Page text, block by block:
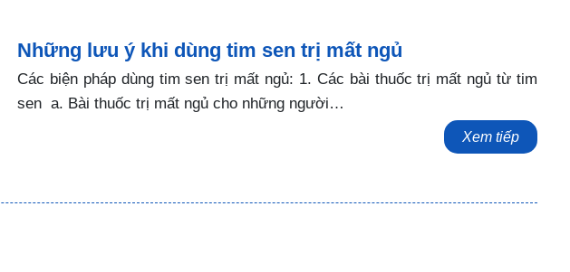
Những lưu ý khi dùng tim sen trị mất ngủ
Các biện pháp dùng tim sen trị mất ngủ: 1. Các bài thuốc trị mất ngủ từ tim
sen a. Bài thuốc trị mất ngủ cho những người…
Xem tiếp